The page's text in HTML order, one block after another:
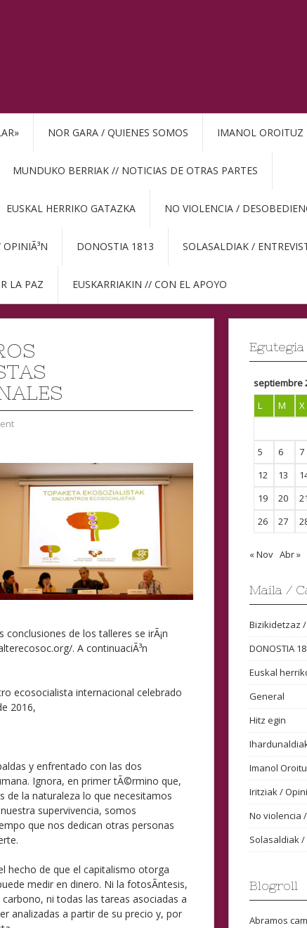
NOR GARA / QUIENES SOMOS IMANOL OROITUZ
MUNDUKO BERRIAK // NOTICIAS DE OTRAS PARTES
EUSKAL HERRIKO GATAZKA NO VIOLENCIA /
DONOSTIA 1813 SOLASALDIAK /
LA PAZ EUSKARRIAKIN // CON EL APOYO
de los talleres se irÃ¡n
. A continuaciÃ³n
ecosocialista internacional celebrado
2016,
y enfrentado con las dos
Ignora, en primer tÃ©rmino que,
de la naturaleza lo que necesitamos
supervivencia, somos
que nos dedican otras personas
hecho de que el capitalismo otorga
medir en dinero. Ni la fotosÃ­ntesis,
ni todas las tareas asociadas a
analizadas a partir de su precio y, por
septiembre
L
M X
5
6 7
12
13
19
20 21
26
27
« Nov Abr »
Maila /
Bizikidetzaz
DONOSTIA
Euskal
General
Hitz egin
Imanol
Iritziak /
No violencia
Solasaldiak
Blogroll
Abramos